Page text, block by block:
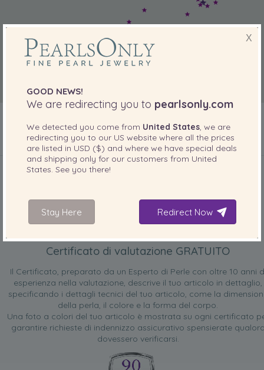
INCLUSO CON IL PRODOTTO
Certificato di valutazione GRATUITO
Il Certificato, preparato da un Esperto di Perle con oltre 10 anni
esperienza nella valutazione, descrive il tuo articolo in dettaglio,
specificando i dettagli tecnici del tuo articolo, come la
della perla, il colore e la forma del corpo.
Una foto a colori del tuo articolo è mostrata su ogni certificato
garantire richieste di indennizzo assicurativo spensierate
dovessero verificarsi.
X
GOOD NEWS!
We are redirecting you to pearlsonly.com
We detected you come from United States , we are
redirecting you to our US website where all the prices
are listed in USD ($) and where we have special deals
and shipping only for our customers from United
States . See you there!
Stay Here Redirect Now